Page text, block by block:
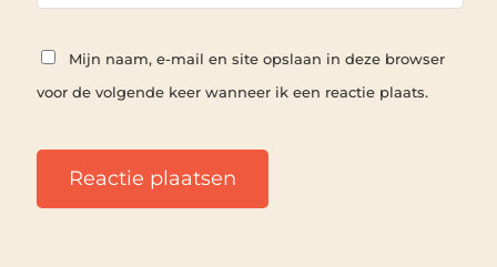
Mijn naam, e-mail en site opslaan in deze browser
voor de volgende keer wanneer ik een reactie plaats.